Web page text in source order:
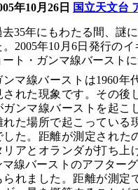
年10月26日 国立天文台
去35年にもわたる間、謎
。2005年10月6日発行の
ート・ガンマ線バースト
ンマ線バーストは1960年
された現象です。その後
ガンマ線バーストを起こ
れた場所で起こっている
した。距離が測定された
リアとオランダが打ち上
マ線バーストのアフター
られました。距離が測定